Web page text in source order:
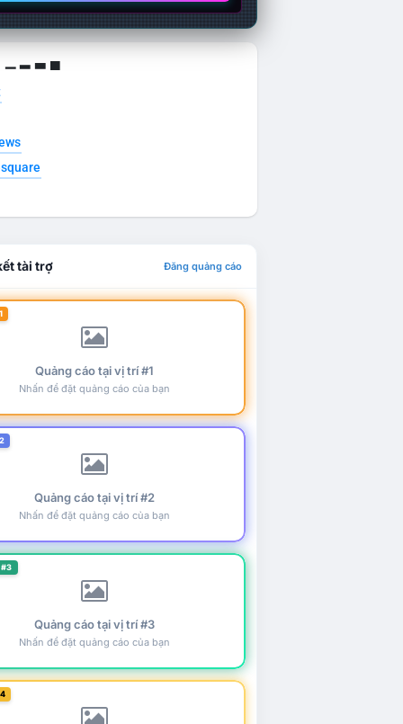
▁ ▂ ▃ ▄
tài trợ Đăng quảng cáo
Quảng cáo tại vị trí #1
Nhấn để đặt quảng cáo của bạn
Quảng cáo tại vị trí #2
Nhấn để đặt quảng cáo của bạn
Quảng cáo tại vị trí #3
Nhấn để đặt quảng cáo của bạn